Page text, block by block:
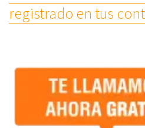
registrado en tus